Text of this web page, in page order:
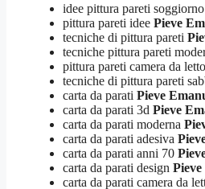
idee pittura pareti soggiorno
pittura pareti idee Pieve
tecniche di pittura pareti
tecniche pittura pareti
pittura pareti camera da letto
tecniche di pittura pareti
carta da parati Pieve
carta da parati 3d Pieve
carta da parati moderna
carta da parati adesiva
carta da parati anni 70
carta da parati design
carta da parati camera da